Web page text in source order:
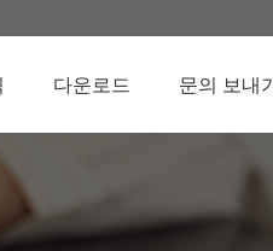
다운로드 문의 보내기